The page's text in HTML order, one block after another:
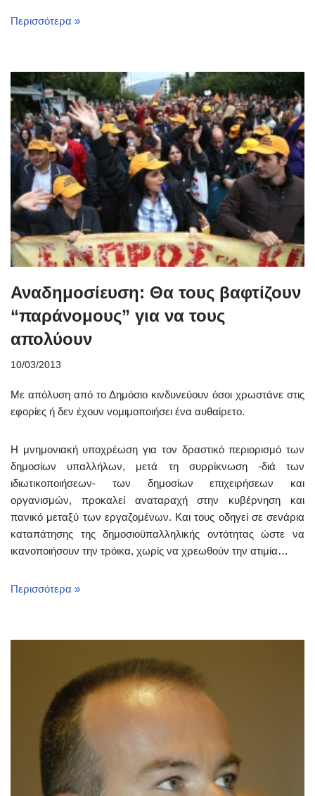
Περισσότερα »
Αναδημοσίευση: Θα τους βαφτίζουν
“παράνομους” για να τους
απολύουν
10/03/2013
Με απόλυση από το Δημόσιο κινδυνεύουν όσοι χρωστάνε στις
εφορίες ή δεν έχουν νομιμοποιήσει ένα αυθαίρετο.
Η μνημονιακή υποχρέωση για τον δραστικό περιορισμό των
δημοσίων υπαλλήλων, μετά τη συρρίκνωση -διά των
ιδιωτικοποιήσεων- των δημοσίων επιχειρήσεων και
οργανισμών, προκαλεί αναταραχή στην κυβέρνηση και
πανικό μεταξύ των εργαζομένων. Και τους οδηγεί σε σενάρια
καταπάτησης της δημοσιοϋπαλληλικής οντότητας ώστε να
ικανοποιήσουν την τρόικα, χωρίς να χρεωθούν την ατιμία…
Περισσότερα »